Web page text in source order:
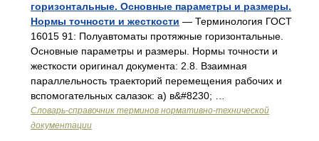
горизонтальные. Основные параметры и размеры.
Нормы точности и жесткости — Терминология ГОСТ
16015 91: Полуавтоматы протяжные горизонтальные.
Основные параметры и размеры. Нормы точности и
жесткости оригинал документа: 2.8. Взаимная
параллельность траекторий перемещения рабочих и
вспомогательных салазок: а) в&#8230; …
Словарь-справочник терминов нормативно-технической
документации